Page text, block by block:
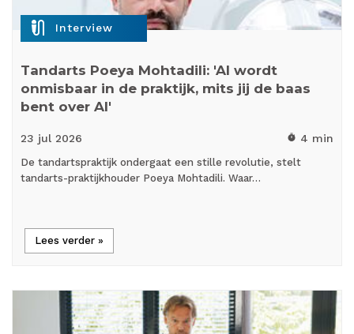
mic_external_on Interview
Tandarts Poeya Mohtadili: 'AI wordt
onmisbaar in de praktijk, mits jij de baas
bent over AI'
23 jul 2026 timer 4 min
De tandartspraktijk ondergaat een stille revolutie, stelt
tandarts-praktijkhouder Poeya Mohtadili. Waar…
Lees verder »